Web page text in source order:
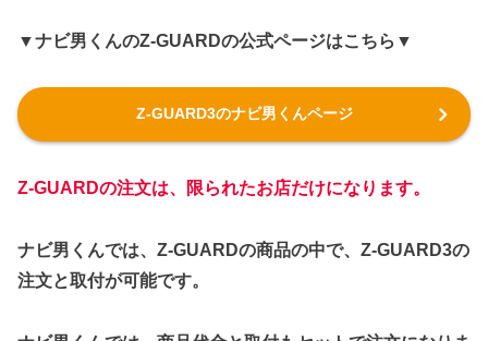
▼ナビ男くんのZ-GUARDの公式ページはこちら▼
Z-GUARD3のナビ男くんページ
Z-GUARDの注文は、限られたお店だけになります。
ナビ男くんでは、Z-GUARDの商品の中で、Z-GUARD3の
注文と取付が可能です。